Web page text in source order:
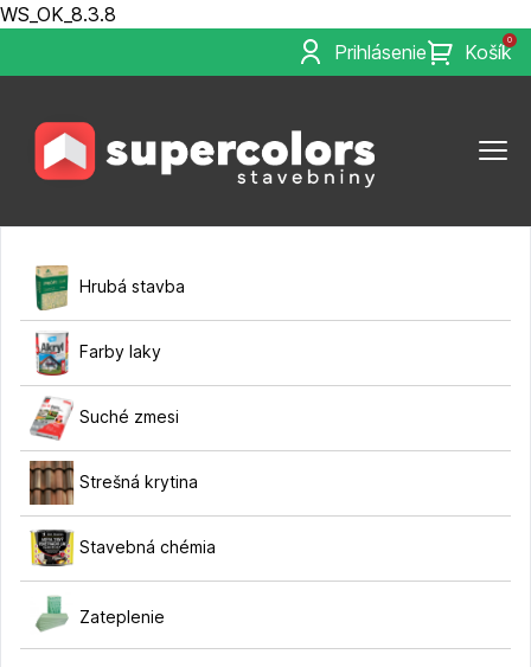
WS_OK_8.3.8
Prihlásenie
0
Košík
Hrubá stavba
Farby laky
Suché zmesi
Strešná krytina
Stavebná chémia
Zateplenie